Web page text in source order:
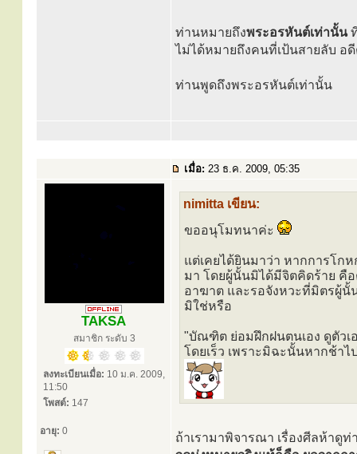
ท่านหมายถึงพระอรหันต์เท่านั้น
ไม่ได้หมายถึงคนที่เป้นสายลับ อ
ท่านพูดถึงพระอรหันต์เท่านั้น
เมื่อ: 23 ธ.ค. 2009, 05:35
TAKSA
สมาชิก ระดับ 3
ลงทะเบียนเมื่อ: 10 ม.ค. 2009,
11:50
โพสต์: 147
อายุ: 0
nimitta เขียน:
ขออนุโมทนาค่ะ
แต่เคยได้ยินมาว่า หากการโก
มา โดยผู้นั้นมิได้มีจิตคิดร้าย คื
อาฆาต และรอจังหวะที่มิตรผู้นั้
มิใช่หรือ
"บัณฑิต ย่อมฝึกฝนตนเอง ดูตัวเ
โดยเร็ว เพราะมิฉะนั้นหากช้า
ถ้าเรามาพิจารณา เรื่องศีลห้าดู